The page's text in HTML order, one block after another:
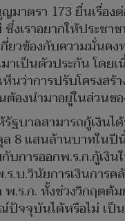
าตรา 173 ยื่นเรื่อ
เราอยากให้ประช
วข้องกับความมั่นค
าเป็นตัวประกัน โด
นว่าการปรับโครง
องนำมาอยู่ในส่วน
าลสามารถกู้เงินไ
8 แสนล้านบาทใน
บการออกพ.ร.ก.กู้เ
.วินัยการเงินการค
.ร.ก. ทั้งช่วงวิกฤต
ปัจจุบันได้หรือไม่ เ